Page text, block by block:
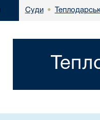
Суди •